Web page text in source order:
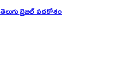
తెలుగు బైబిల్ పదకోశం